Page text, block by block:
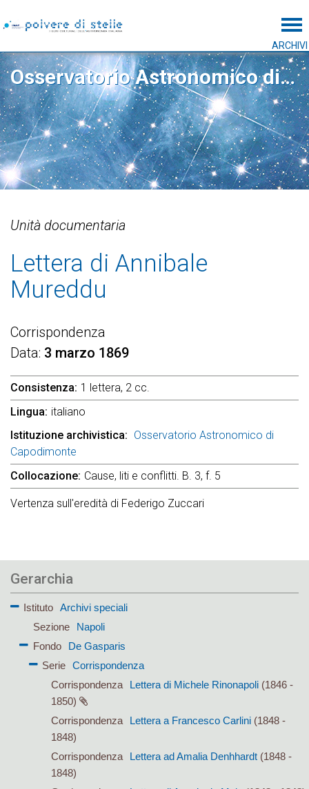
ARCHIVI
Osservatorio Astronomico di Capodimonte
Unità documentaria
Lettera di Annibale
Mureddu
Corrispondenza
Data 3 marzo 1869
Consistenza 1 lettera, 2 cc.
Lingua italiano
Istituzione archivistica
Osservatorio Astronomico di
Capodimonte
Collocazione Cause, liti e conflitti. B. 3, f. 5
Vertenza sull'eredità di Federigo Zuccari
Gerarchia
Istituto
Archivi speciali
Sezione
Napoli
Fondo
De Gasparis
Serie Corrispondenza
Corrispondenza
Lettera di Michele Rinonapoli (1846 -
1850)
Corrispondenza
Lettera a Francesco Carlini (1848 -
1848)
Corrispondenza
Lettera ad Amalia Denhhardt (1848 -
1848)